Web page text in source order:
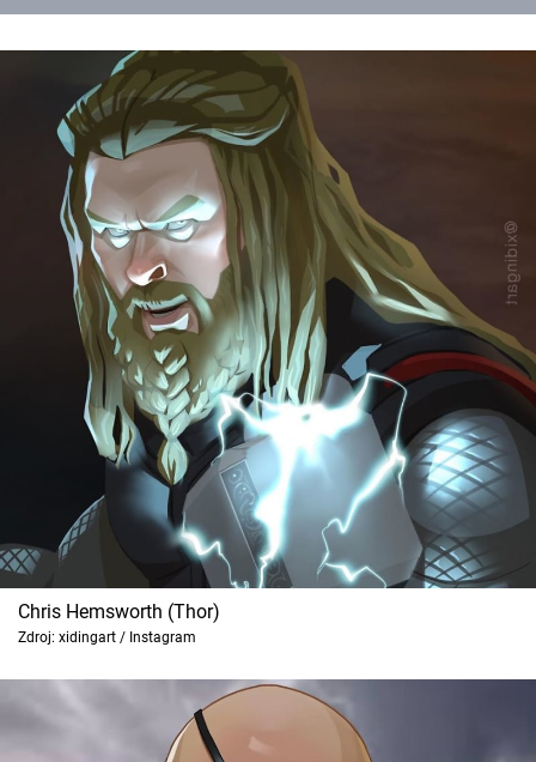
Chris Hemsworth (Thor)
Zdroj: xidingart / Instagram